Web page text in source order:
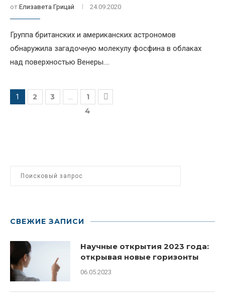
от Елизавета Грицай 24.09.2020
Группа британских и американских астрономов
обнаружила загадочную молекулу фосфина в облаках
над поверхностью Венеры....
1 2 3
1
4
СВЕЖИЕ ЗАПИСИ
Научные открытия 2023 года:
открывая новые горизонты
06.05.2023